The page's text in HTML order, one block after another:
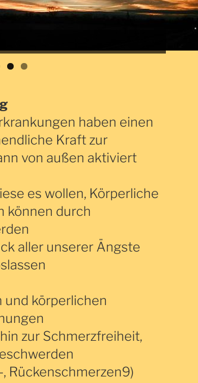
haben einen
Kraft zur
von außen aktiviert
es wollen, Körperliche
können durch
aller unserer Ängste
und körperlichen
zur Schmerzfreiheit,
Rückenschmerzen9)